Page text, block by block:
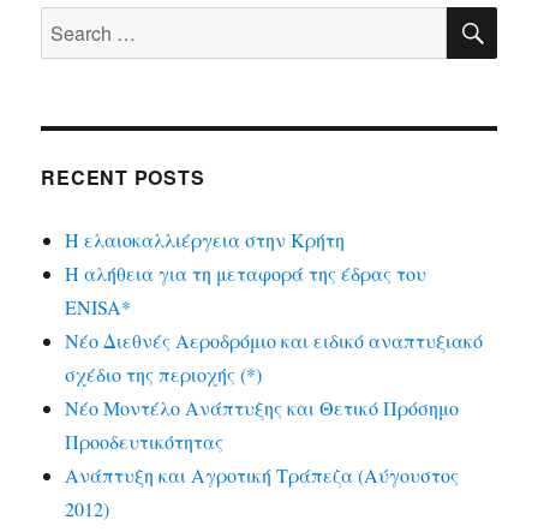
Search
for:
RECENT POSTS
Η ελαιοκαλλιέργεια στην Κρήτη
Η αλήθεια για τη μεταφορά της έδρας του
ENISA*
Νέο Διεθνές Αεροδρόμιο και ειδικό αναπτυξιακό
σχέδιο της περιοχής (*)
Νέο Μοντέλο Ανάπτυξης και Θετικό Πρόσημο
Προοδευτικότητας
Ανάπτυξη και Αγροτική Τράπεζα (Αύγουστος
2012)